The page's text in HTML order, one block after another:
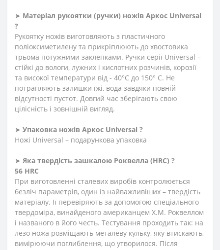
➤ Матеріал рукоятки (ручки) ножів Аркос Universal
?
Рукоятку ножів виготовляють з пластичного
поліоксиметилену та прикріплюють до хвостовика
трьома потужними заклепками. Ручки серії Universal –
стійкі до вологи, лужних і кислотних розчинів, корозії
та високої температури від - 40°C до 150° C. Не
потрапляють залишки їжі, вода завдяки повній
відсутності пустот. Довгий час зберігають свою
цілісність і зовнішній вигляд.
➤ Упаковка ножів Аркос Universal ?
Ножі Universal – подарункова упаковка
➤ Яка твердість зашкалою Роквелла (HRC) ?
56 HRC
При виготовленні сталевих виробів контролюється
безліч параметрів, один із найважливіших – твердість
матеріалу. Її перевіряють за допомогою спеціального
твердоміра, винайденого американцем Х.М. Роквеллом
і названого в його честь. Тестування проходить так: на
лезо ножа розміщають металеву кульку, яку втискають,
вимірюючи поглиблення, що утворилося. Після